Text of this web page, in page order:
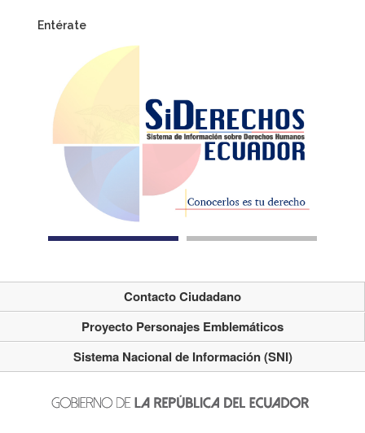
Entérate
Contacto Ciudadano
Proyecto Personajes Emblemáticos
Sistema Nacional de Información (SNI)